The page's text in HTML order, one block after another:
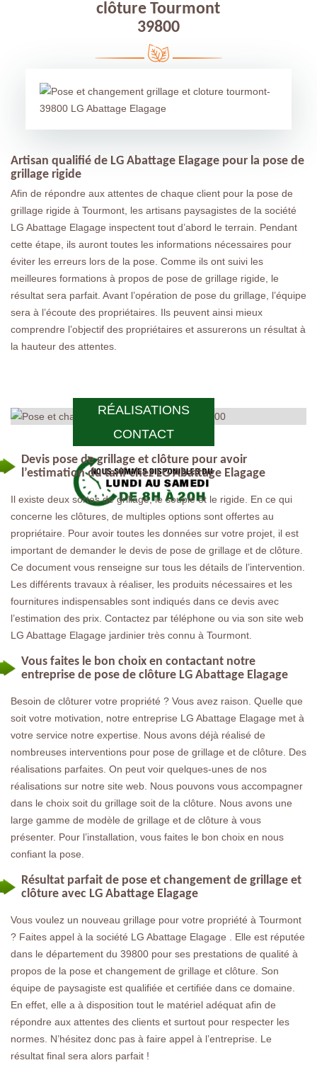
RÉALISATIONS
CONTACT
clôture Tourmont
39800
Artisan qualifié de LG Abattage Elagage pour la pose de
grillage rigide
Afin de répondre aux attentes de chaque client pour la pose de
grillage rigide à Tourmont, les artisans paysagistes de la société
LG Abattage Elagage inspectent tout d’abord le terrain. Pendant
cette étape, ils auront toutes les informations nécessaires pour
éviter les erreurs lors de la pose. Comme ils ont suivi les
meilleures formations à propos de pose de grillage rigide, le
résultat sera parfait. Avant l’opération de pose du grillage, l’équipe
sera à l’écoute des propriétaires. Ils peuvent ainsi mieux
comprendre l’objectif des propriétaires et assurerons un résultat à
la hauteur des attentes.
Devis pose de grillage et clôture pour avoir
l’estimation du tarif chez LG Abattage Elagage
Il existe deux sortes de grillage, le souple et le rigide. En ce qui
concerne les clôtures, de multiples options sont offertes au
propriétaire. Pour avoir toutes les données sur votre projet, il est
important de demander le devis de pose de grillage et de clôture.
Ce document vous renseigne sur tous les détails de l’intervention.
Les différents travaux à réaliser, les produits nécessaires et les
fournitures indispensables sont indiqués dans ce devis avec
l’estimation des prix. Contactez par téléphone ou via son site web
LG Abattage Elagage jardinier très connu à Tourmont.
Vous faites le bon choix en contactant notre
entreprise de pose de clôture LG Abattage Elagage
Besoin de clôturer votre propriété ? Vous avez raison. Quelle que
soit votre motivation, notre entreprise LG Abattage Elagage met à
votre service notre expertise. Nous avons déjà réalisé de
nombreuses interventions pour pose de grillage et de clôture. Des
réalisations parfaites. On peut voir quelques-unes de nos
réalisations sur notre site web. Nous pouvons vous accompagner
dans le choix soit du grillage soit de la clôture. Nous avons une
large gamme de modèle de grillage et de clôture à vous
présenter. Pour l’installation, vous faites le bon choix en nous
confiant la pose.
Résultat parfait de pose et changement de grillage et
clôture avec LG Abattage Elagage
Vous voulez un nouveau grillage pour votre propriété à Tourmont
? Faites appel à la société LG Abattage Elagage . Elle est réputée
dans le département du 39800 pour ses prestations de qualité à
propos de la pose et changement de grillage et clôture. Son
équipe de paysagiste est qualifiée et certifiée dans ce domaine.
En effet, elle a à disposition tout le matériel adéquat afin de
répondre aux attentes des clients et surtout pour respecter les
normes. N’hésitez donc pas à faire appel à l’entreprise. Le
résultat final sera alors parfait !